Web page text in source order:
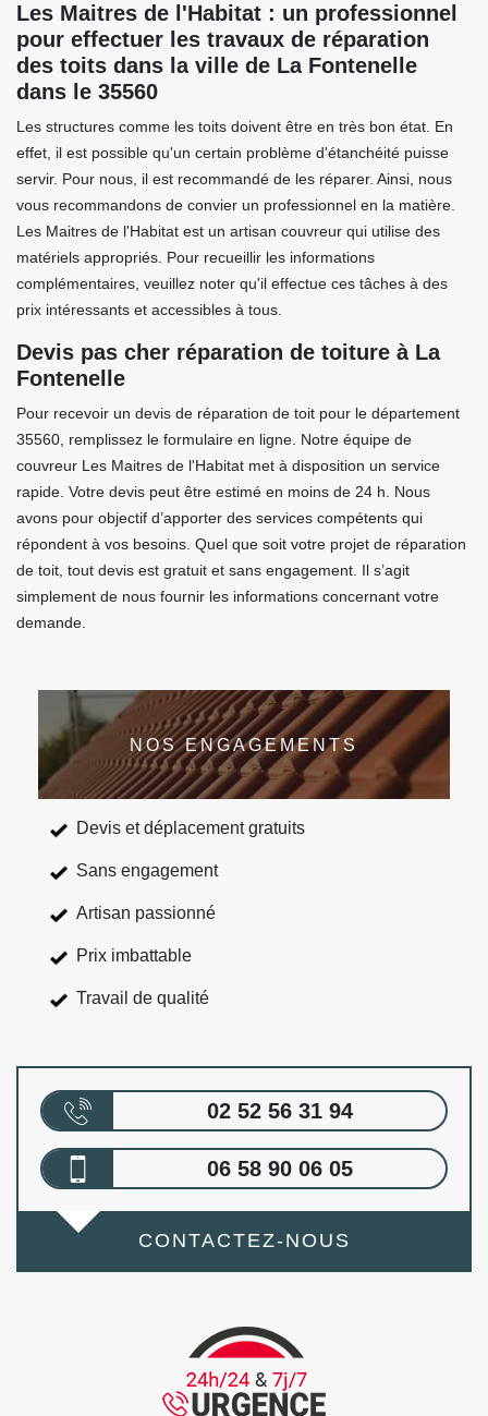
Les Maitres de l'Habitat : un professionnel
pour effectuer les travaux de réparation
des toits dans la ville de La Fontenelle
dans le 35560
Les structures comme les toits doivent être en très bon état. En
effet, il est possible qu'un certain problème d'étanchéité puisse
servir. Pour nous, il est recommandé de les réparer. Ainsi, nous
vous recommandons de convier un professionnel en la matière.
Les Maitres de l'Habitat est un artisan couvreur qui utilise des
matériels appropriés. Pour recueillir les informations
complémentaires, veuillez noter qu'il effectue ces tâches à des
prix intéressants et accessibles à tous.
Devis pas cher réparation de toiture à La
Fontenelle
Pour recevoir un devis de réparation de toit pour le département
35560, remplissez le formulaire en ligne. Notre équipe de
couvreur Les Maitres de l'Habitat met à disposition un service
rapide. Votre devis peut être estimé en moins de 24 h. Nous
avons pour objectif d’apporter des services compétents qui
répondent à vos besoins. Quel que soit votre projet de réparation
de toit, tout devis est gratuit et sans engagement. Il s’agit
simplement de nous fournir les informations concernant votre
demande.
NOS ENGAGEMENTS
Devis et déplacement gratuits
Sans engagement
Artisan passionné
Prix imbattable
Travail de qualité
02 52 56 31 94
06 58 90 06 05
CONTACTEZ-NOUS